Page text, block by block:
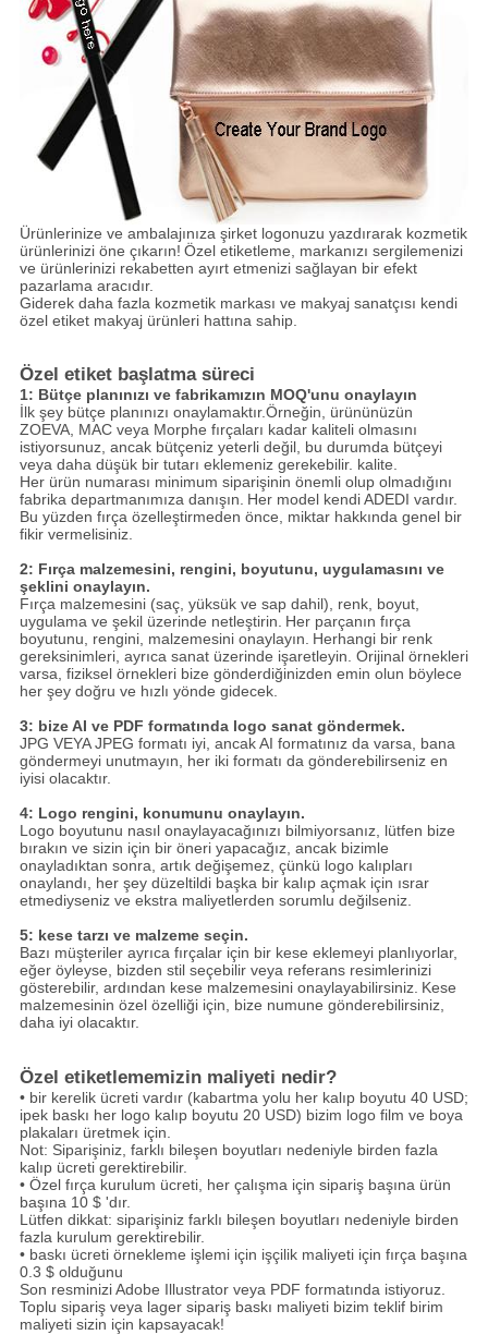
Ürünlerinize ve ambalajınıza şirket logonuzu yazdırarak kozmetik
ürünlerinizi öne çıkarın! Özel etiketleme, markanızı sergilemenizi
ve ürünlerinizi rekabetten ayırt etmenizi sağlayan bir efekt
pazarlama aracıdır.
Giderek daha fazla kozmetik markası ve makyaj sanatçısı kendi
özel etiket makyaj ürünleri hattına sahip.
Özel etiket başlatma süreci
1: Bütçe planınızı ve fabrikamızın MOQ'unu onaylayın
İlk şey bütçe planınızı onaylamaktır.Örneğin, ürününüzün
ZOEVA, MAC veya Morphe fırçaları kadar kaliteli olmasını
istiyorsunuz, ancak bütçeniz yeterli değil, bu durumda bütçeyi
veya daha düşük bir tutarı eklemeniz gerekebilir. kalite.
Her ürün numarası minimum siparişinin önemli olup olmadığını
fabrika departmanımıza danışın. Her model kendi ADEDI vardır.
Bu yüzden fırça özelleştirmeden önce, miktar hakkında genel bir
fikir vermelisiniz.
2: Fırça malzemesini, rengini, boyutunu, uygulamasını ve
şeklini onaylayın.
Fırça malzemesini (saç, yüksük ve sap dahil), renk, boyut,
uygulama ve şekil üzerinde netleştirin. Her parçanın fırça
boyutunu, rengini, malzemesini onaylayın. Herhangi bir renk
gereksinimleri, ayrıca sanat üzerinde işaretleyin. Orijinal örnekleri
varsa, fiziksel örnekleri bize gönderdiğinizden emin olun böylece
her şey doğru ve hızlı yönde gidecek.
3: bize AI ve PDF formatında logo sanat göndermek.
JPG VEYA JPEG formatı iyi, ancak AI formatınız da varsa, bana
göndermeyi unutmayın, her iki formatı da gönderebilirseniz en
iyisi olacaktır.
4: Logo rengini, konumunu onaylayın.
Logo boyutunu nasıl onaylayacağınızı bilmiyorsanız, lütfen bize
bırakın ve sizin için bir öneri yapacağız, ancak bizimle
onayladıktan sonra, artık değişemez, çünkü logo kalıpları
onaylandı, her şey düzeltildi başka bir kalıp açmak için ısrar
etmediyseniz ve ekstra maliyetlerden sorumlu değilseniz.
5: kese tarzı ve malzeme seçin.
Bazı müşteriler ayrıca fırçalar için bir kese eklemeyi planlıyorlar,
eğer öyleyse, bizden stil seçebilir veya referans resimlerinizi
gösterebilir, ardından kese malzemesini onaylayabilirsiniz. Kese
malzemesinin özel özelliği için, bize numune gönderebilirsiniz,
daha iyi olacaktır.
Özel etiketlememizin maliyeti nedir?
• bir kerelik ücreti vardır (kabartma yolu her kalıp boyutu 40 USD;
ipek baskı her logo kalıp boyutu 20 USD) bizim logo film ve boya
plakaları üretmek için.
Not: Siparişiniz, farklı bileşen boyutları nedeniyle birden fazla
kalıp ücreti gerektirebilir.
• Özel fırça kurulum ücreti, her çalışma için sipariş başına ürün
başına 10 $ 'dır.
Lütfen dikkat: siparişiniz farklı bileşen boyutları nedeniyle birden
fazla kurulum gerektirebilir.
• baskı ücreti örnekleme işlemi için işçilik maliyeti için fırça başına
0.3 $ olduğunu
Son resminizi Adobe Illustrator veya PDF formatında istiyoruz.
Toplu sipariş veya lager sipariş baskı maliyeti bizim teklif birim
maliyeti sizin için kapsayacak!